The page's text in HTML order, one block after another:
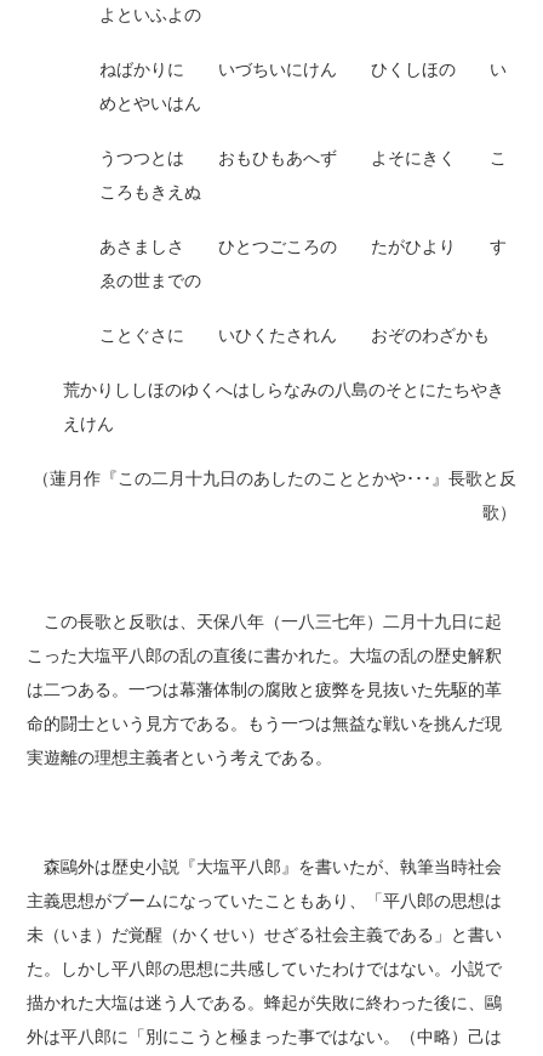
よといふよの
ねばかりに いづちいにけん ひくしほの い
めとやいはん
うつつとは おもひもあへず よそにきく こ
ころもきえぬ
あさましさ ひとつごころの たがひより す
ゑの世までの
ことぐさに いひくたされん おぞのわざかも
荒かりししほのゆくへはしらなみの八島のそとにたちやき
えけん
（蓮月作『この二月十九日のあしたのこととかや･･･』長歌と反
歌）
この長歌と反歌は、天保八年（一八三七年）二月十九日に起
こった大塩平八郎の乱の直後に書かれた。大塩の乱の歴史解釈
は二つある。一つは幕藩体制の腐敗と疲弊を見抜いた先駆的革
命的闘士という見方である。もう一つは無益な戦いを挑んだ現
実遊離の理想主義者という考えである。
森鷗外は歴史小説『大塩平八郎』を書いたが、執筆当時社会
主義思想がブームになっていたこともあり、「平八郎の思想は
未（いま）だ覚醒（かくせい）せざる社会主義である」と書い
た。しかし平八郎の思想に共感していたわけではない。小説で
描かれた大塩は迷う人である。蜂起が失敗に終わった後に、鷗
外は平八郎に「別にこうと極まった事ではない。（中略）己は